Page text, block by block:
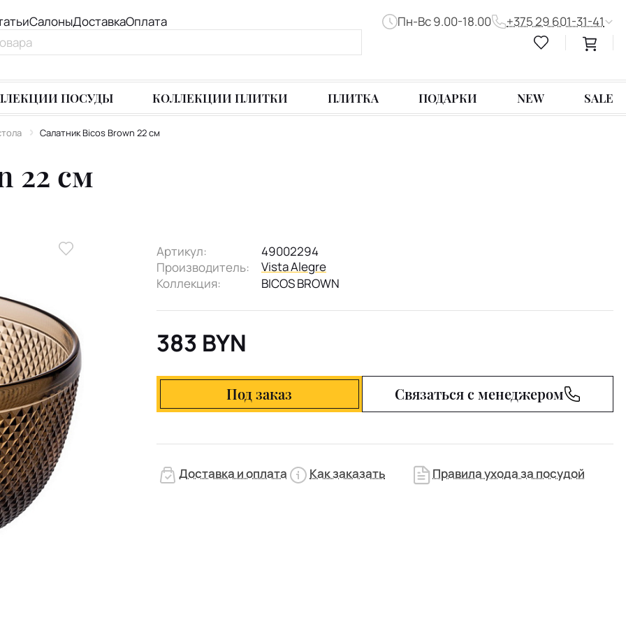
СалоныДоставкаОплата Пн-Вс 9.00-18.00 +375 29 601-31-41
ПОСУДЫ КОЛЛЕКЦИИ ПЛИТКИ ПЛИТКА ПОДАРКИ NEW SALE
Салатник Bicos Brown 22 см
22 см
Артикул:
49002294
Производитель:
Vista Alegre
Коллекция:
BICOS BROWN
383 BYN
Под заказ Связаться с менеджером
Доставка и оплата Как заказать Правила ухода за посудой